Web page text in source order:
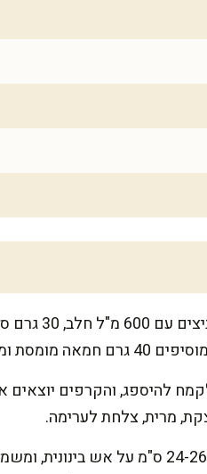
בעדינות.
זה עוזר לקמח להיספג, והקרפים
מרית, צלחת לערימה.
מטגנים קרפים: מחממים מחבת נון סטיק